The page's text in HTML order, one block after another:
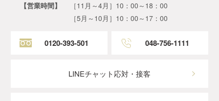
【営業時間】
［11月～4月］10：00～18：00
［5月～10月］10：00～17：00
0120-393-501 048-756-1111
LINEチャット応対・接客